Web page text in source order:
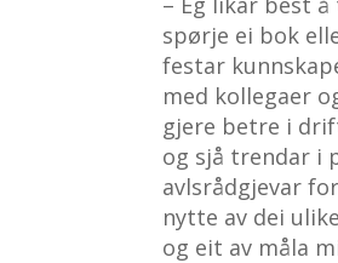
spørje ei bok
festar
med kollegaer
gjere betre i
og sjå trendar i
avlsrådgjevar
nytte av dei
og eit av måla